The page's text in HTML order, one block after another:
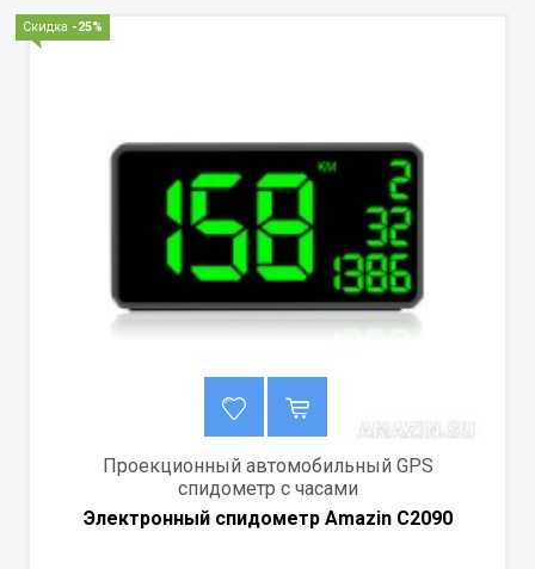
Скидка -25%
Проекционный автомобильный GPS
спидометр с часами
Электронный спидометр Amazin C2090